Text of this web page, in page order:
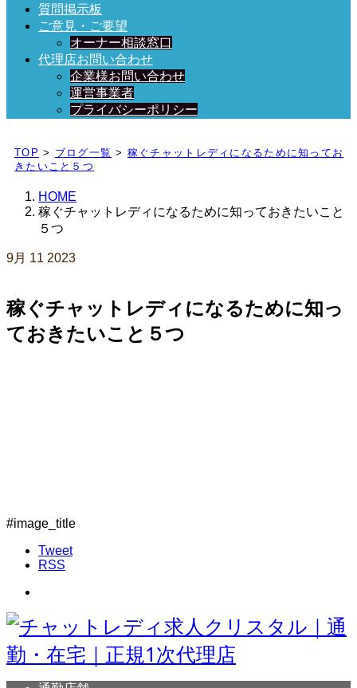
質問掲示板
ご意見・ご要望
オーナー相談窓口
代理店お問い合わせ
企業様お問い合わせ
運営事業者
プライバシーポリシー
日々、ブログを更新中！
TOP > ブログ一覧 > 稼ぐチャットレディになるために知ってお
きたいこと５つ
HOME
稼ぐチャットレディになるために知っておきたいこと
５つ
9月 11 2023
稼ぐチャットレディになるために知っ
ておきたいこと５つ
#image_title
Tweet
RSS